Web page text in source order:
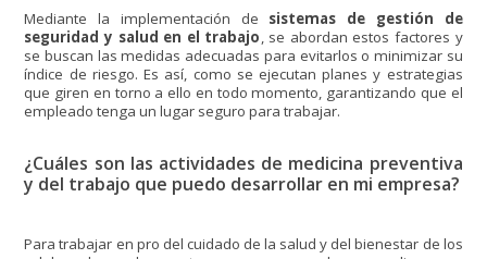
Mediante la implementación de sistemas de gestión de
seguridad y salud en el trabajo, se abordan estos factores y
se buscan las medidas adecuadas para evitarlos o minimizar su
índice de riesgo. Es así, como se ejecutan planes y estrategias
que giren en torno a ello en todo momento, garantizando que el
empleado tenga un lugar seguro para trabajar.
¿Cuáles son las actividades de medicina preventiva
y del trabajo que puedo desarrollar en mi empresa?
Para trabajar en pro del cuidado de la salud y del bienestar de los